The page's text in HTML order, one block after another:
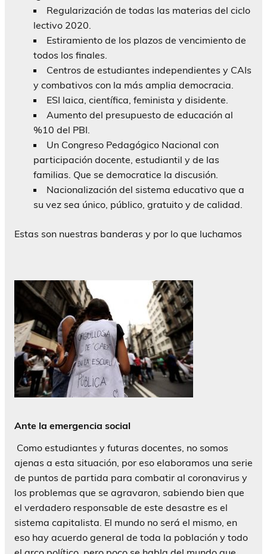
Regularización de todas las materias del ciclo
lectivo 2020.
Estiramiento de los plazos de vencimiento de
todos los finales.
Centros de estudiantes independientes y CAIs
y combativos con la más amplia democracia.
ESI laica, científica, feminista y disidente.
Aumento del presupuesto de educación al
%10 del PBI.
Un Congreso Pedagógico Nacional con
participación docente, estudiantil y de las
familias. Que se democratice la discusión.
Nacionalización del sistema educativo que a
su vez sea único, público, gratuito y de calidad.
Estas son nuestras banderas y por lo que luchamos
Ante la emergencia social
Como estudiantes y futuras docentes, no somos
ajenas a esta situación, por eso elaboramos una serie
de puntos de partida para combatir al coronavirus y
los problemas que se agravaron, sabiendo bien que
el verdadero responsable de este desastre es el
sistema capitalista. El mundo no será el mismo, en
eso hay acuerdo general de toda la población y todo